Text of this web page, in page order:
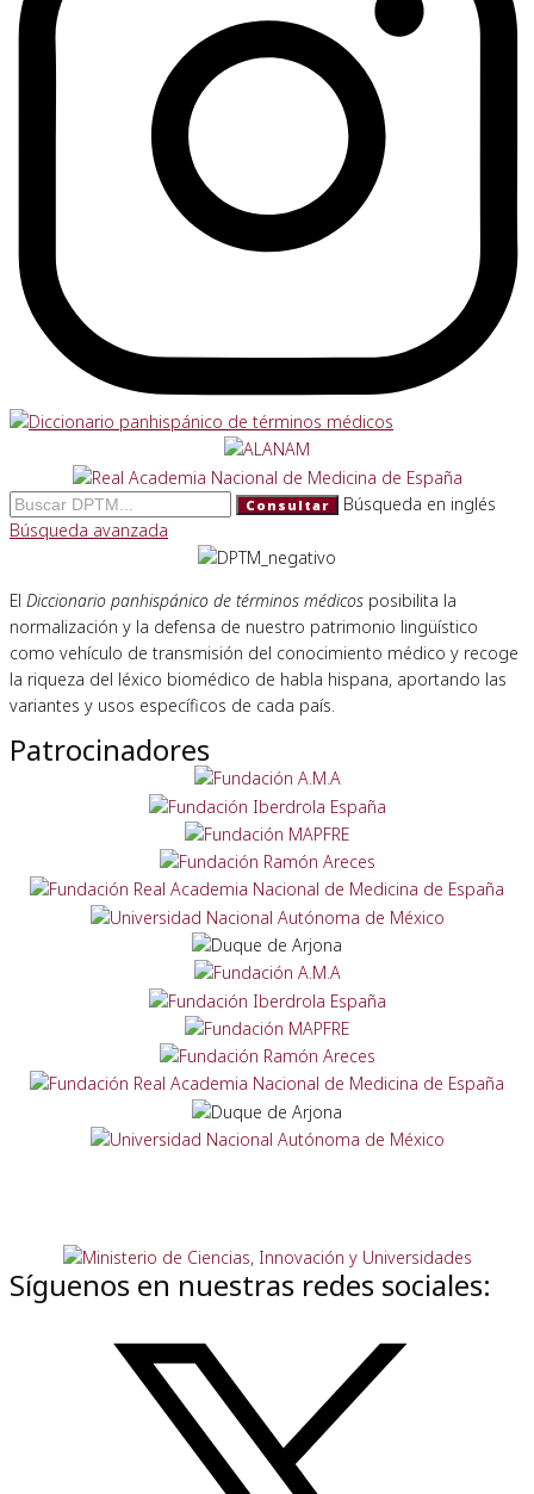
Consultar
Búsqueda en inglés
Búsqueda avanzada
El Diccionario panhispánico de términos médicos posibilita la
normalización y la defensa de nuestro patrimonio lingüístico
como vehículo de transmisión del conocimiento médico y recoge
la riqueza del léxico biomédico de habla hispana, aportando las
variantes y usos específicos de cada país.
Patrocinadores
Síguenos en nuestras redes sociales: